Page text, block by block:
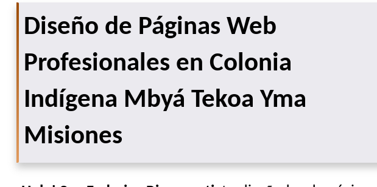
Diseño de Páginas Web
Profesionales en Colonia
Indígena Mbyá Tekoa Yma
Misiones